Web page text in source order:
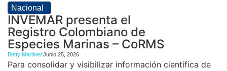
Nacional
INVEMAR presenta el
Registro Colombiano de
Especies Marinas – CoRMS
Betty MartinezJunio 25, 2026
Para consolidar y visibilizar información científica de